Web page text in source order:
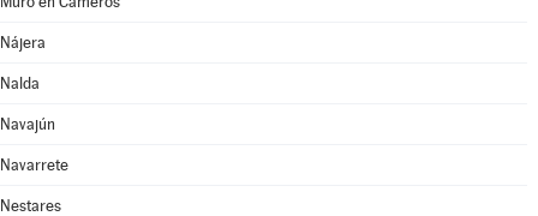
Nájera
Nalda
Navajún
Navarrete
Nestares